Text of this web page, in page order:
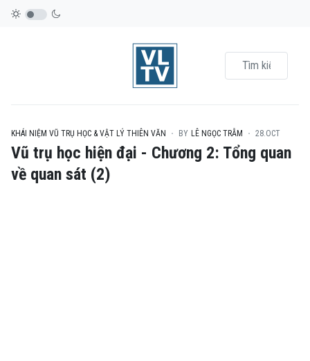
KHÁI NIỆM VŨ TRỤ HỌC & VẬT LÝ THIÊN VĂN BY LÊ NGỌC TRẪM 28.OCT
Vũ trụ học hiện đại - Chương 2: Tổng quan
về quan sát (2)